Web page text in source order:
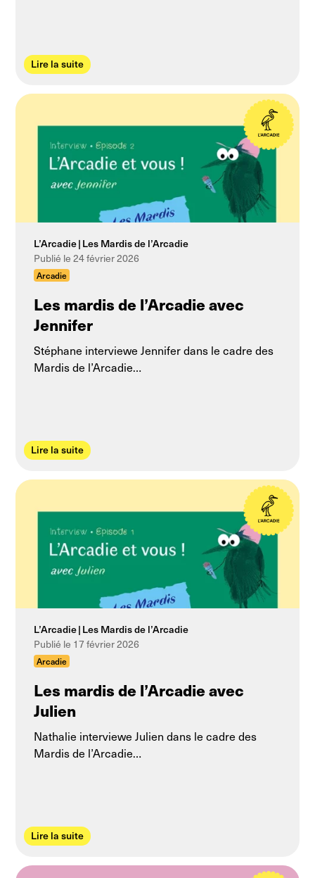
Lire la suite
L’Arcadie Les Mardis de l’Arcadie
Publié le 24 février 2026
Arcadie
Les mardis de l’Arcadie avec
Jennifer
Stéphane interviewe Jennifer dans le cadre des
Mardis de l’Arcadie…
Lire la suite
L’Arcadie Les Mardis de l’Arcadie
Publié le 17 février 2026
Arcadie
Les mardis de l’Arcadie avec
Julien
Nathalie interviewe Julien dans le cadre des
Mardis de l’Arcadie…
Lire la suite